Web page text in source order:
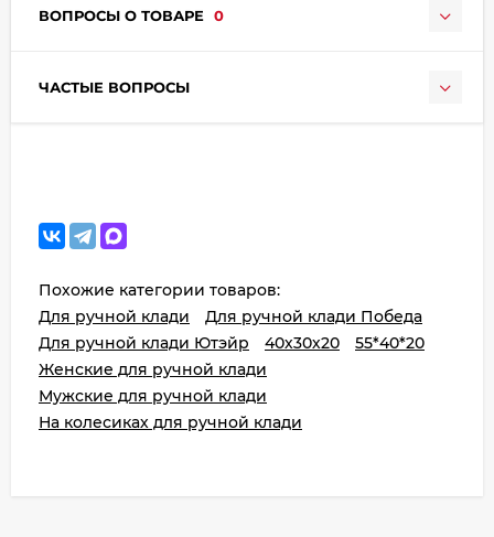
ВОПРОСЫ О ТОВАРЕ 0
ЧАСТЫЕ ВОПРОСЫ
Похожие категории товаров:
Для ручной клади
Для ручной клади Победа
Для ручной клади Ютэйр
40х30х20
55*40*20
Женские для ручной клади
Мужские для ручной клади
На колесиках для ручной клади